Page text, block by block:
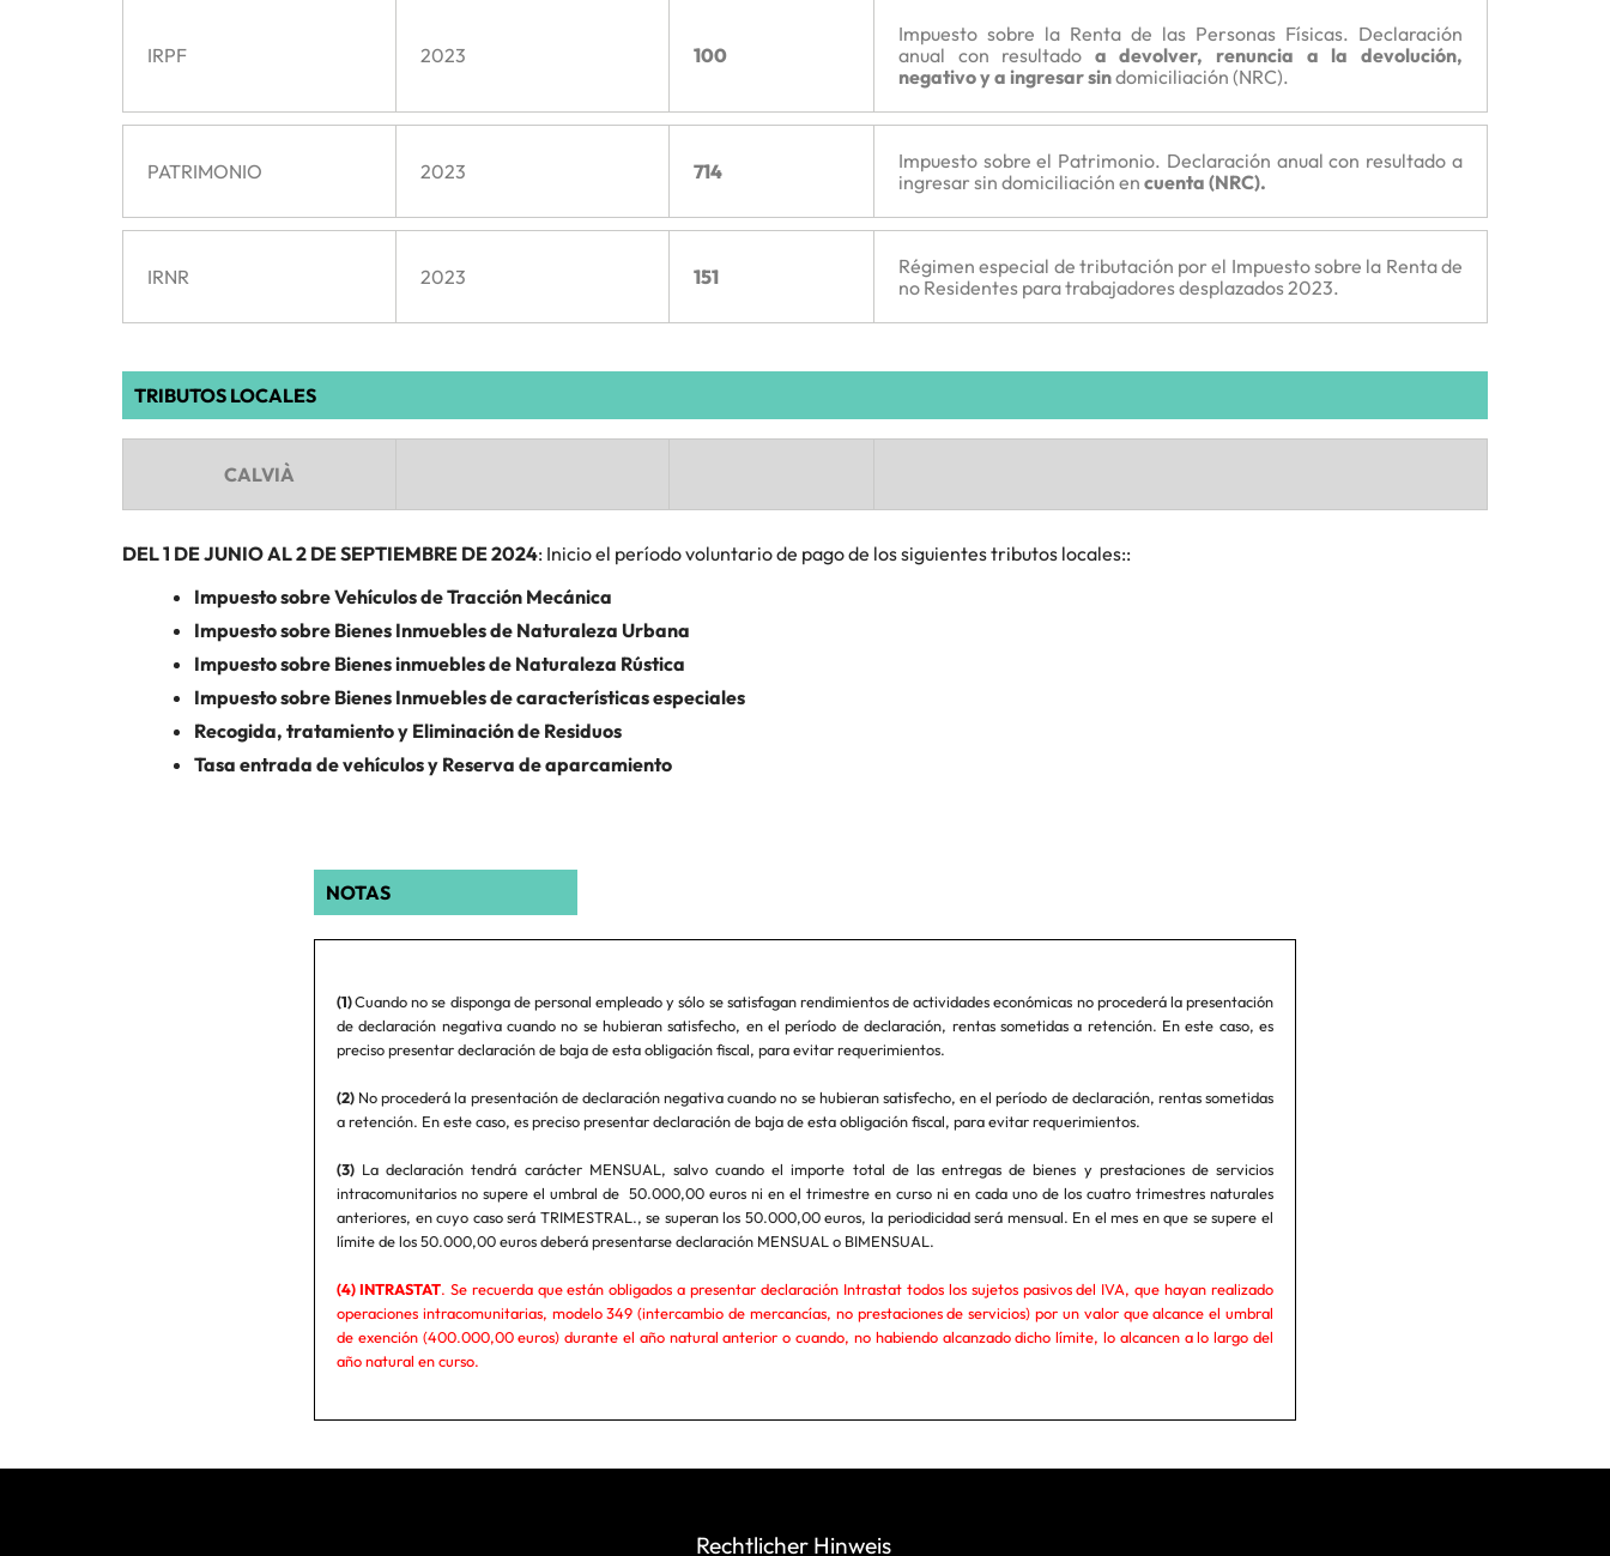
IRPF 2023 100
Impuesto sobre la Renta de las Personas Físicas. Declaración
anual con resultado a devolver, renuncia a la devolución,
negativo y a ingresar sindomiciliación (NRC).
PATRIMONIO 2023 714
Impuesto sobre el Patrimonio. Declaración anual con resultado a
ingresar sin domiciliación en cuenta (NRC).
IRNR 2023 151
Régimen especial de tributación por el Impuesto sobre la Renta de
no Residentes para trabajadores desplazados 2023.
TRIBUTOS LOCALES
CALVIÀ
DEL 1 DE JUNIO AL 2 DE SEPTIEMBRE DE 2024: Inicio el período voluntario de pago de los siguientes tributos locales::
Impuesto sobre Vehículos de Tracción Mecánica
Impuesto sobre Bienes Inmuebles de Naturaleza Urbana
Impuesto sobre Bienes inmuebles de Naturaleza Rústica
Impuesto sobre Bienes Inmuebles de características especiales
Recogida, tratamiento y Eliminación de Residuos
Tasa entrada de vehículos y Reserva de aparcamiento
NOTAS
(1)Cuando no se disponga de personal empleado y sólo se satisfagan rendimientos de actividades económicas no procederá la presentación
de declaración negativa cuando no se hubieran satisfecho, en el período de declaración, rentas sometidas a retención. En este caso, es
preciso presentar declaración de baja de esta obligación fiscal, para evitar requerimientos.
(2)No procederá la presentación de declaración negativa cuando no se hubieran satisfecho, en el período de declaración, rentas sometidas
a retención. En este caso, es preciso presentar declaración de baja de esta obligación fiscal, para evitar requerimientos.
(3)La declaración tendrá carácter MENSUAL, salvo cuando el importe total de las entregas de bienes y prestaciones de servicios
intracomunitarios no supere el umbral de 50.000,00 euros ni en el trimestre en curso ni en cada uno de los cuatro trimestres naturales
anteriores, en cuyo caso será TRIMESTRAL., se superan los 50.000,00 euros, la periodicidad será mensual. En el mes en que se supere el
límite de los 50.000,00 euros deberá presentarse declaración MENSUAL o BIMENSUAL.
(4) INTRASTAT. Se recuerda que están obligados a presentar declaración Intrastat todos los sujetos pasivos del IVA, que hayan realizado
operaciones intracomunitarias, modelo 349 (intercambio de mercancías, no prestaciones de servicios) por un valor que alcance el umbral
de exención (400.000,00 euros) durante el año natural anterior o cuando, no habiendo alcanzado dicho límite, lo alcancen a lo largo del
año natural en curso.
Rechtlicher Hinweis